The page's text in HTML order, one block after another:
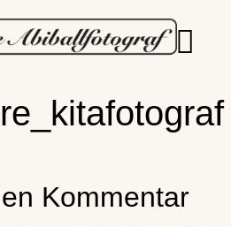
Kommentar